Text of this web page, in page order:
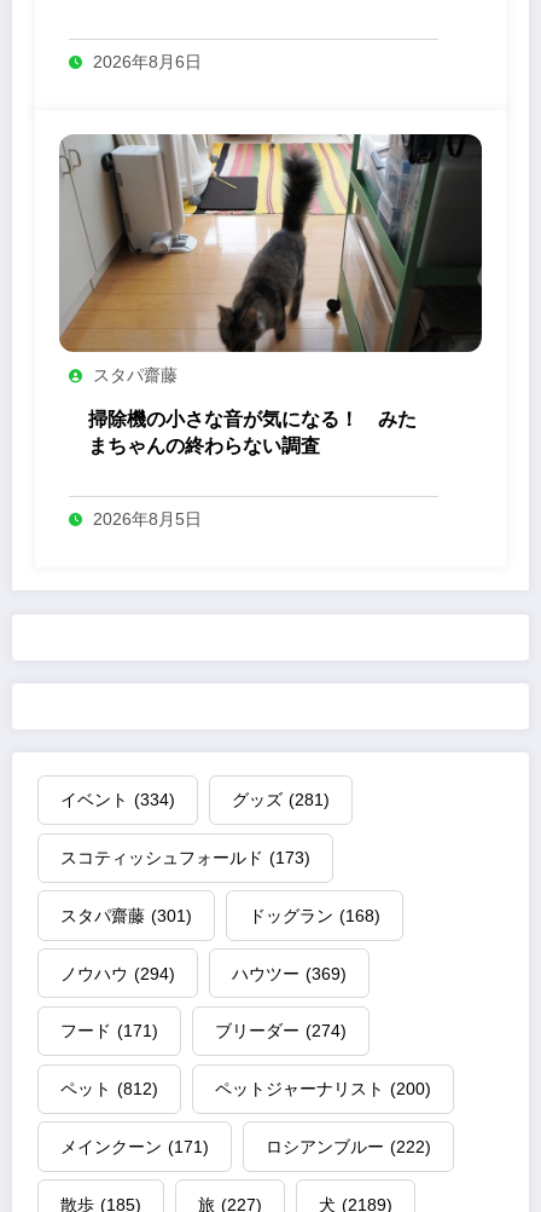
2026年8月6日
スタパ齋藤
掃除機の小さな音が気になる！ みた
まちゃんの終わらない調査
2026年8月5日
イベント (334) グッズ (281)
スコティッシュフォールド (173)
スタパ齋藤 (301) ドッグラン (168)
ノウハウ (294) ハウツー (369)
フード (171) ブリーダー (274)
ペット (812) ペットジャーナリスト (200)
メインクーン (171) ロシアンブルー (222)
散歩 (185) 旅 (227) 犬 (2189)